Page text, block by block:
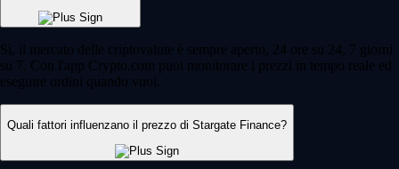
Sì, il mercato delle criptovalute è sempre aperto, 24 ore su 24, 7 giorni
su 7. Con l'app Crypto.com puoi monitorare i prezzi in tempo reale ed
eseguire ordini quando vuoi.
Quali fattori influenzano il prezzo di Stargate Finance?